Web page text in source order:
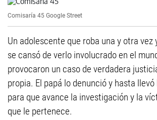
Comisaría 45 Google Street
Un adolescente que roba una y otra vez
se cansó de verlo involucrado en el
provocaron un caso de verdadera
propia. El papá lo denunció y hasta
para que avance la investigación y la
que le pertenece.